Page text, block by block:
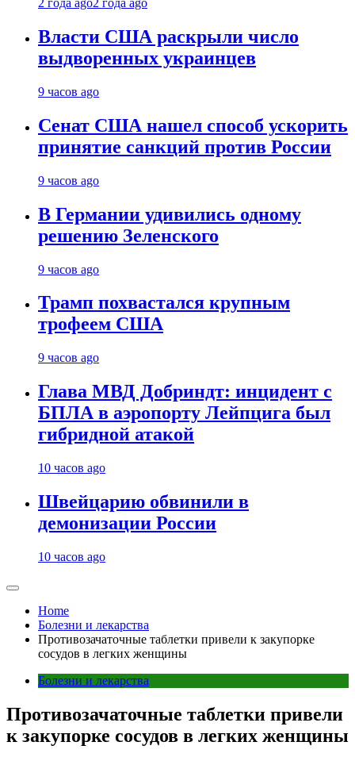
2 года ago2 года ago
Власти США раскрыли число
выдворенных украинцев
9 часов ago
Сенат США нашел способ ускорить
принятие санкций против России
9 часов ago
В Германии удивились одному
решению Зеленского
9 часов ago
Трамп похвастался крупным
трофеем США
9 часов ago
Глава МВД Добриндт: инцидент с
БПЛА в аэропорту Лейпцига был
гибридной атакой
10 часов ago
Швейцарию обвинили в
демонизации России
10 часов ago
Home
Болезни и лекарства
Противозачаточные таблетки привели к закупорке
сосудов в легких женщины
Болезни и лекарства
Противозачаточные таблетки привели
к закупорке сосудов в легких женщины